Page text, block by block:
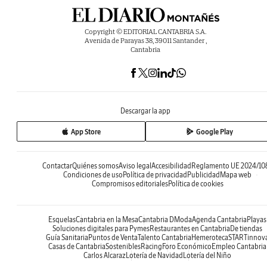
Copyright © EDITORIAL CANTABRIA S.A.
Avenida de Parayas 38, 39011 Santander ,
Cantabria
Descargar la app
App Store Google Play
ContactarQuiénes somosAviso legal Accesibilidad Reglamento UE 2024/
Condiciones de uso Política de privacidad Publicidad Mapa web
Compromisos editorialesPolítica de cookies
EsquelasCantabria en la MesaCantabria DModaAgenda Cantabria Playas
Soluciones digitales para PymesRestaurantes en Cantabria De tiendas
Guía Sanitaria Puntos de VentaTalento Cantabria Hemeroteca
Casas de CantabriaSosteniblesRacing Foro Económico Empleo Cantabria
Carlos AlcarazLotería de Navidad Lotería del Niño